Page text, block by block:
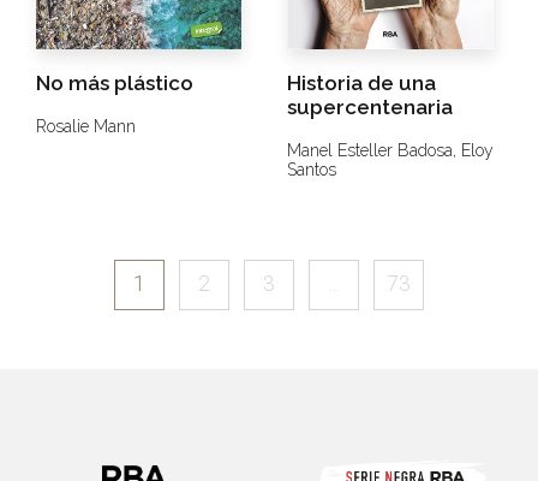
No más plástico
Rosalie Mann
Historia de una
supercentenaria
Manel Esteller Badosa, Eloy
Santos
1 2 3 73